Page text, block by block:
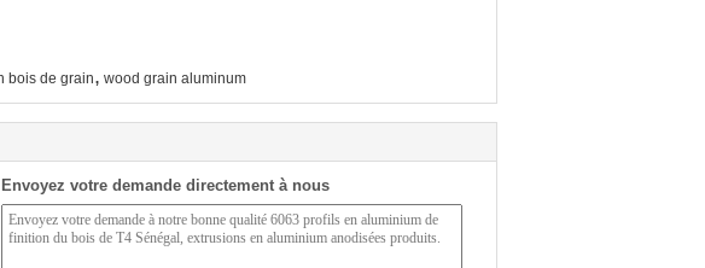
bois de grain, wood grain aluminum
Envoyez votre demande directement à nous